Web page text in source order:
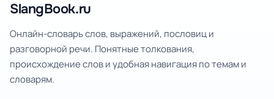
SlangBook.ru
Онлайн-словарь слов, выражений, пословиц и
разговорной речи. Понятные толкования,
происхождение слов и удобная навигация по темам и
словарям.